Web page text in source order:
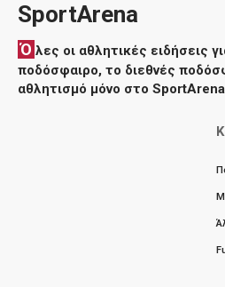
SportArena
Ό λες οι αθλητικές ειδήσεις
ποδόσφαιρο, το διεθνές
αθλητισμό μόνο στο